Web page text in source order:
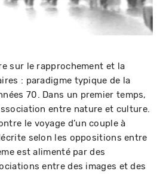
sur le rapprochement et la
: paradigme typique de la
70. Dans un premier temps,
entre nature et culture.
le voyage d’un couple à
selon les oppositions entre
est alimenté par des
entre des images et des